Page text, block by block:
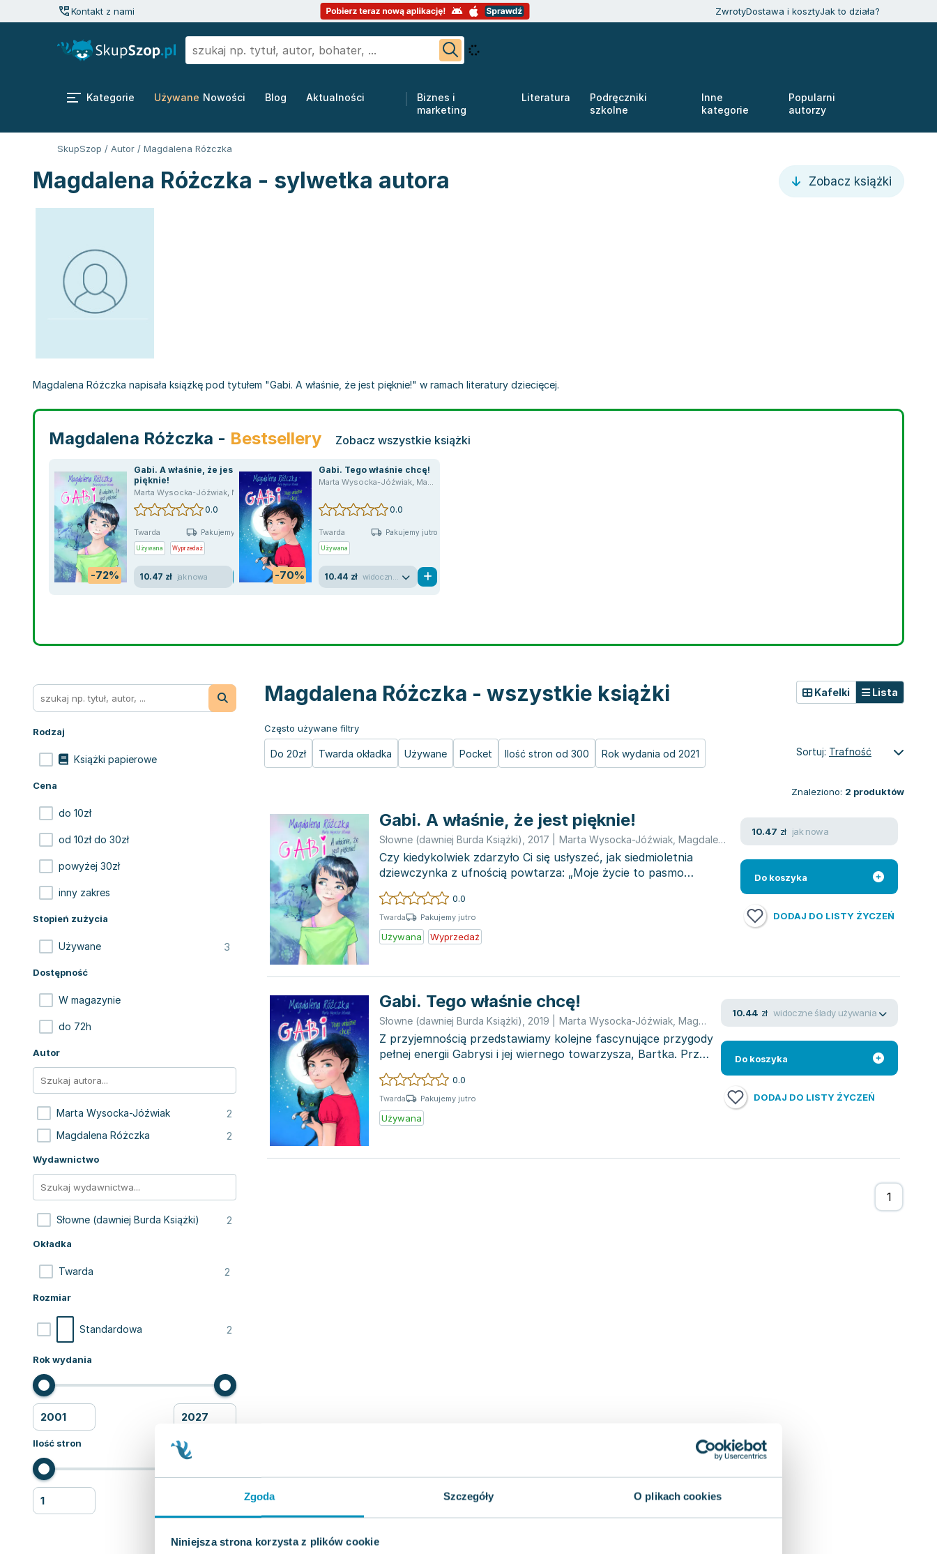
Zgoda Szczegóły O plikach cookies
Niniejsza strona korzysta z plików cookie
Kontakt z nami ZwrotyDostawa i kosztyJak to działa?
Kategorie Używane Nowości Blog Aktualności
Biznes i
marketing
Literatura
Podręczniki
szkolne
Inne
kategorie
Popularni
autorzy
SkupSzop / Autor / Magdalena Różczka
Magdalena Różczka - sylwetka autora Zobacz książki
Magdalena Różczka napisała książkę pod tytułem "Gabi. A właśnie, że jest pięknie!" w ramach literatury dziecięcej.
Magdalena Różczka - Bestsellery Zobacz wszystkie książki
-72%
Gabi. A właśnie, że jest
pięknie!
Marta Wysocka-Jóźwiak, Magdalena Różczka
0.0
Twarda Pakujemy jutro
Używana Wyprzedaż
10.47 zł jak nowa -70%
Gabi. Tego właśnie chcę!
Marta Wysocka-Jóźwiak, Magdalena Różczka
0.0
Twarda Pakujemy jutro
Używana
10.44 zł
Rodzaj
Książki papierowe
Cena
do 10zł
od 10zł do 30zł
powyżej 30zł
inny zakres
Stopień zużycia
Używane 3
Dostępność
W magazynie
do 72h
Autor
Marta Wysocka-Jóźwiak 2
Magdalena Różczka 2
Wydawnictwo
Słowne (dawniej Burda Książki) 2
Okładka
Twarda 2
Rozmiar
Standardowa 2
Rok wydania
Ilość stron
Magdalena Różczka - wszystkie książki
Często używane filtry
Do 20zł Twarda okładka Używane Pocket Ilość stron od 300 Rok wydania od 2021
Kafelki Lista
Sortuj: Trafność
Znaleziono: 2 produktów
Gabi. A właśnie, że jest pięknie!
Słowne (dawniej Burda Książki) 2017 Marta Wysocka-Jóźwiak Magdalena Różczka
Czy kiedykolwiek zdarzyło Ci się usłyszeć, jak siedmioletnia
dziewczynka z ufnością powtarza: „Moje życie to pasmo
sukcesów”? A co...
0.0
Twarda Pakujemy jutro
Używana Wyprzedaż
10.47 zł jak nowa
Do koszyka
DODAJ DO LISTY ŻYCZEŃ
Gabi. Tego właśnie chcę!
Słowne (dawniej Burda Książki) 2019 Marta Wysocka-Jóźwiak Magdalena Różczka
Z przyjemnością przedstawiamy kolejne fascynujące przygody
pełnej energii Gabrysi i jej wiernego towarzysza, Bartka. Przed
nimi wi...
0.0
Twarda Pakujemy jutro
Używana
10.44 zł widoczne ślady używania
Do koszyka
DODAJ DO LISTY ŻYCZEŃ